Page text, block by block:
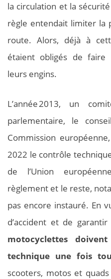
la circulation et la
règle entendait limiter la
route. Alors, déjà à
étaient obligés de faire
leurs engins.
L’année 2013, un
parlementaire, le
Commission
2022 le contrôle
de l’Union
règlement et le reste,
pas encore instauré. En
d’accident et de
motocyclettes
technique une fois
scooters, motos et